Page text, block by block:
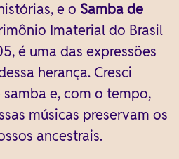
e o Samba de
Imaterial do Brasil
é uma das expressões
herança. Cresci
e, com o tempo,
músicas preservam os
ancestrais.